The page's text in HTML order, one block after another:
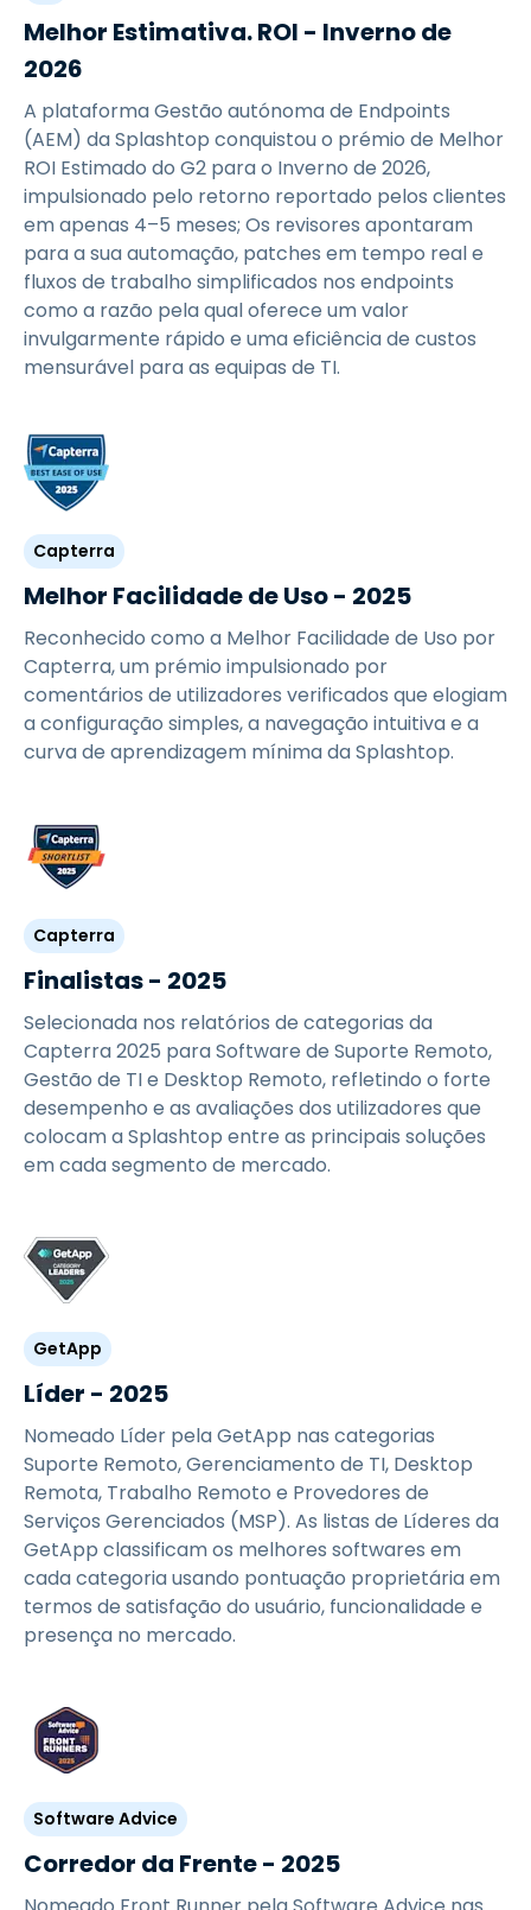
Melhor Estimativa. ROI - Inverno de
2026
A plataforma Gestão autónoma de Endpoints
(AEM) da Splashtop conquistou o prémio de Melhor
ROI Estimado do G2 para o Inverno de 2026,
impulsionado pelo retorno reportado pelos clientes
em apenas 4–5 meses; Os revisores apontaram
para a sua automação, patches em tempo real e
fluxos de trabalho simplificados nos endpoints
como a razão pela qual oferece um valor
invulgarmente rápido e uma eficiência de custos
mensurável para as equipas de TI.
Capterra
Melhor Facilidade de Uso - 2025
Reconhecido como a Melhor Facilidade de Uso por
Capterra, um prémio impulsionado por
comentários de utilizadores verificados que elogiam
a configuração simples, a navegação intuitiva e a
curva de aprendizagem mínima da Splashtop.
Capterra
Finalistas - 2025
Selecionada nos relatórios de categorias da
Capterra 2025 para Software de Suporte Remoto,
Gestão de TI e Desktop Remoto, refletindo o forte
desempenho e as avaliações dos utilizadores que
colocam a Splashtop entre as principais soluções
em cada segmento de mercado.
GetApp
Líder - 2025
Nomeado Líder pela GetApp nas categorias
Suporte Remoto, Gerenciamento de TI, Desktop
Remota, Trabalho Remoto e Provedores de
Serviços Gerenciados (MSP). As listas de Líderes da
GetApp classificam os melhores softwares em
cada categoria usando pontuação proprietária em
termos de satisfação do usuário, funcionalidade e
presença no mercado.
Software Advice
Corredor da Frente - 2025